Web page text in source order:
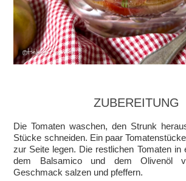
ZUBEREITUNG
Die Tomaten waschen, den Strunk
Stücke schneiden. Ein paar
zur Seite legen. Die restlichen Tomaten in
dem Balsamico und dem Olivenöl
Geschmack salzen und pfeffern.